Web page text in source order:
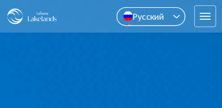
Pусский
English